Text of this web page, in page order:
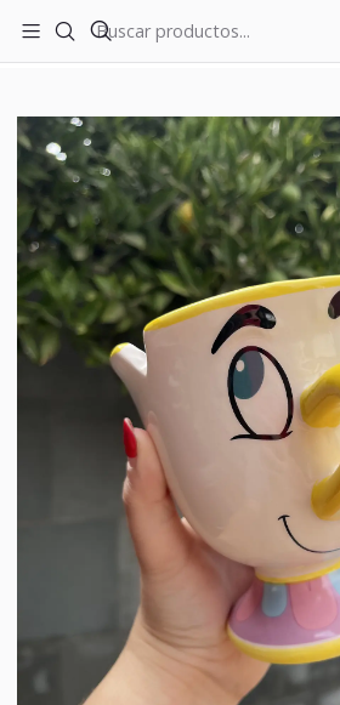
Inicio Tazas Taza Chip La Bella y la